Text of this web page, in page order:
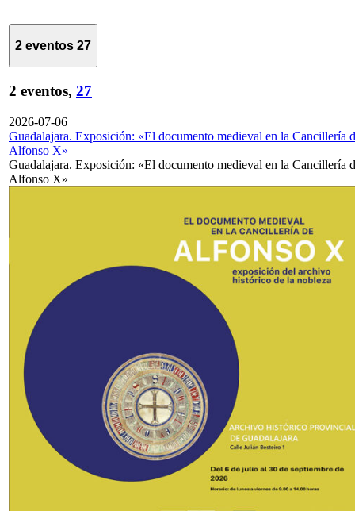
2 eventos 27
2 eventos, 27
2026-07-06
Guadalajara. Exposición: «El documento medieval en la Cancillería
Alfonso X»
Guadalajara. Exposición: «El documento medieval en la Cancillería
Alfonso X»